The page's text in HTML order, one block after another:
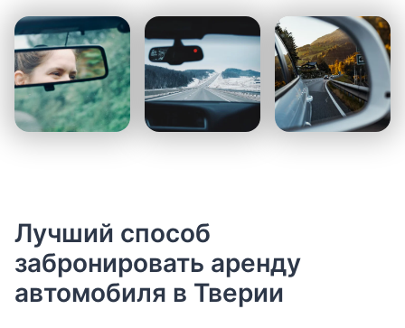
Лучший способ
забронировать аренду
автомобиля в Тверии